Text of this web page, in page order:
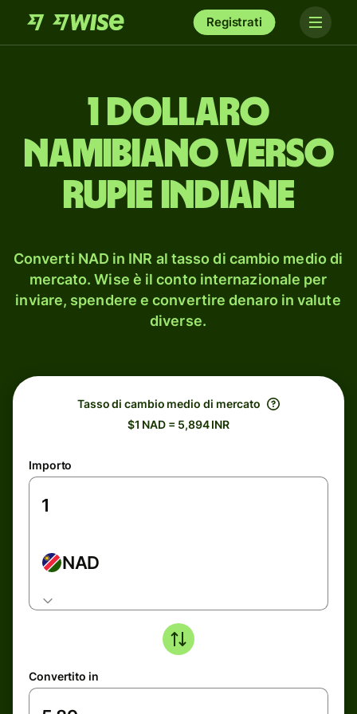
Registrati
1 dollaro
namibiano verso
rupie indiane
Converti NAD in INR al tasso di cambio medio di
mercato. Wise è il conto internazionale per
inviare, spendere e convertire denaro in valute
diverse.
Tasso di cambio medio di mercato
$1 NAD = 5,894 INR
Importo
NAD
Convertito in